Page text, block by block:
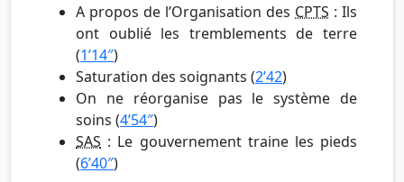
A propos de l’Organisation des CPTS : Ils
ont oublié les tremblements de terre
(1’14″)
Saturation des soignants (2’42)
On ne réorganise pas le système de
soins (4’54″)
SAS : Le gouvernement traine les pieds
(6’40″)